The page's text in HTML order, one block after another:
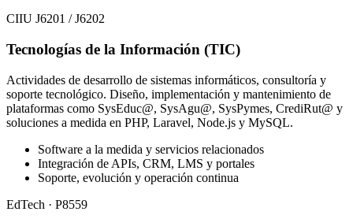
CIIU J6201 / J6202
Tecnologías de la Información (TIC)
Actividades de desarrollo de sistemas informáticos, consultoría y
soporte tecnológico. Diseño, implementación y mantenimiento de
plataformas como SysEduc@, SysAgu@, SysPymes, CrediRut@ y
soluciones a medida en PHP, Laravel, Node.js y MySQL.
Software a la medida y servicios relacionados
Integración de APIs, CRM, LMS y portales
Soporte, evolución y operación continua
EdTech · P8559